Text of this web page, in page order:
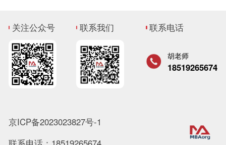
关注公众号 联系我们 联系电话
胡老师
18519265674
京ICP备2023023827号-1